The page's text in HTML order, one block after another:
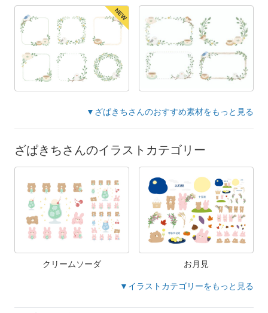
NEW
▼ざぱきちさんのおすすめ素材をもっと見る
ざぱきちさんのイラストカテゴリー
クリームソーダ お月見
▼イラストカテゴリーをもっと見る